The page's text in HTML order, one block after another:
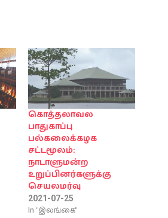
கொத்தலாவல
பாதுகாப்பு
பல்கலைக்கழக
சட்டமூலம்:
நாடாளுமன்ற
உறுப்பினர்களுக்கு
செயலமர்வு
2021-07-25
In "இலங்கை"